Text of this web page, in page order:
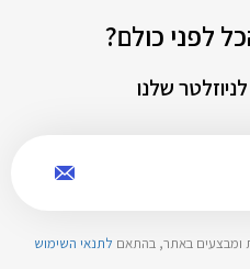
לפני כולם?
שלנו
ומבצעים באתר, בהתאם לתנאי השימוש